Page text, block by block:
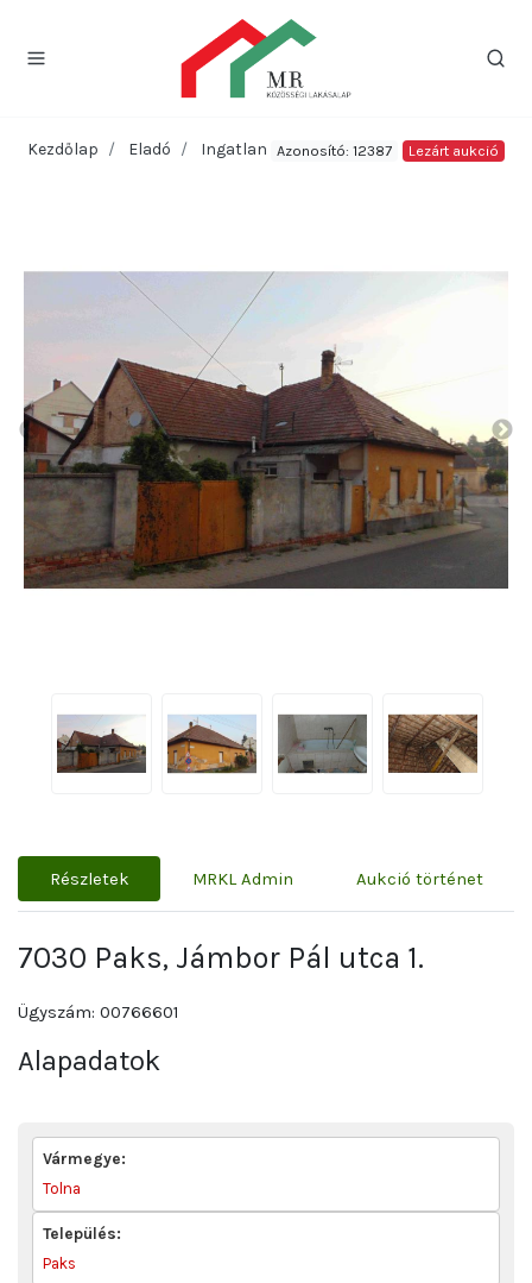
Kezdőlap Eladó Ingatlan Azonosító: 12387 Lezárt aukció
Részletek MRKL Admin Aukció történet
7030 Paks, Jámbor Pál utca 1.
Ügyszám: 00766601
Alapadatok
Vármegye:
Tolna
Település:
Paks